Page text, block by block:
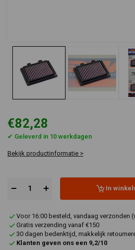
€82,28
✔ Geleverd in 10 werkdagen
Bekijk productinformatie >
In
Voor 16:00 besteld, vandaag verzonden
Gratis verzending vanaf €150
30 dagen bedenktijd, makkelijk
Klanten geven ons een 9,2/10